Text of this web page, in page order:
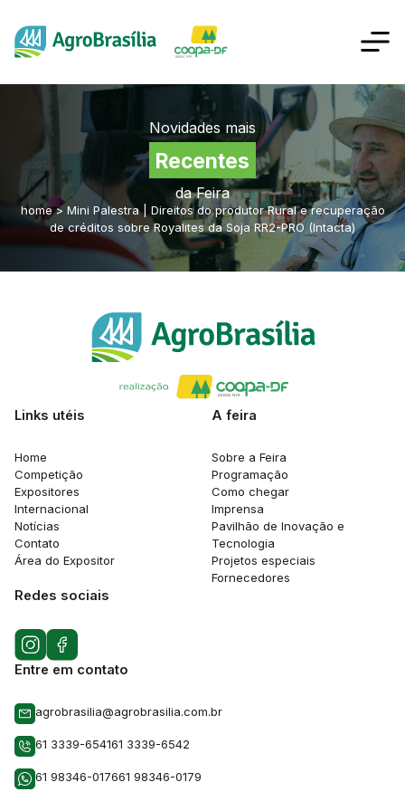
Novidades mais
Recentes
da Feira
home > Mini Palestra | Direitos do produtor Rural e recuperação
de créditos sobre Royalites da Soja RR2-PRO (Intacta)
Links utéis
Home
Competição
Expositores
Internacional
Notícias
Contato
Área do Expositor
A feira
Sobre a Feira
Programação
Como chegar
Imprensa
Pavilhão de Inovação e
Tecnologia
Projetos especiais
Fornecedores
Redes sociais
Entre em contato
agrobrasilia@agrobrasilia.com.br
61 3339-654161 3339-6542
61 98346-017661 98346-0179